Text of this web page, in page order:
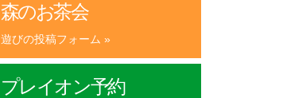
森のお茶会
遊びの投稿フォーム »
プレイオン予約